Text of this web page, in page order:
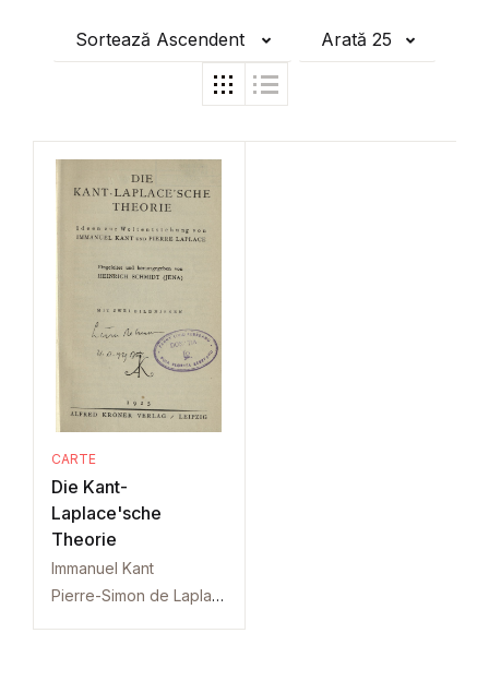
Sortează Ascendent Arată 25
CARTE
Die Kant-
Laplace'sche
Theorie
Immanuel Kant
Pierre-Simon de Laplace